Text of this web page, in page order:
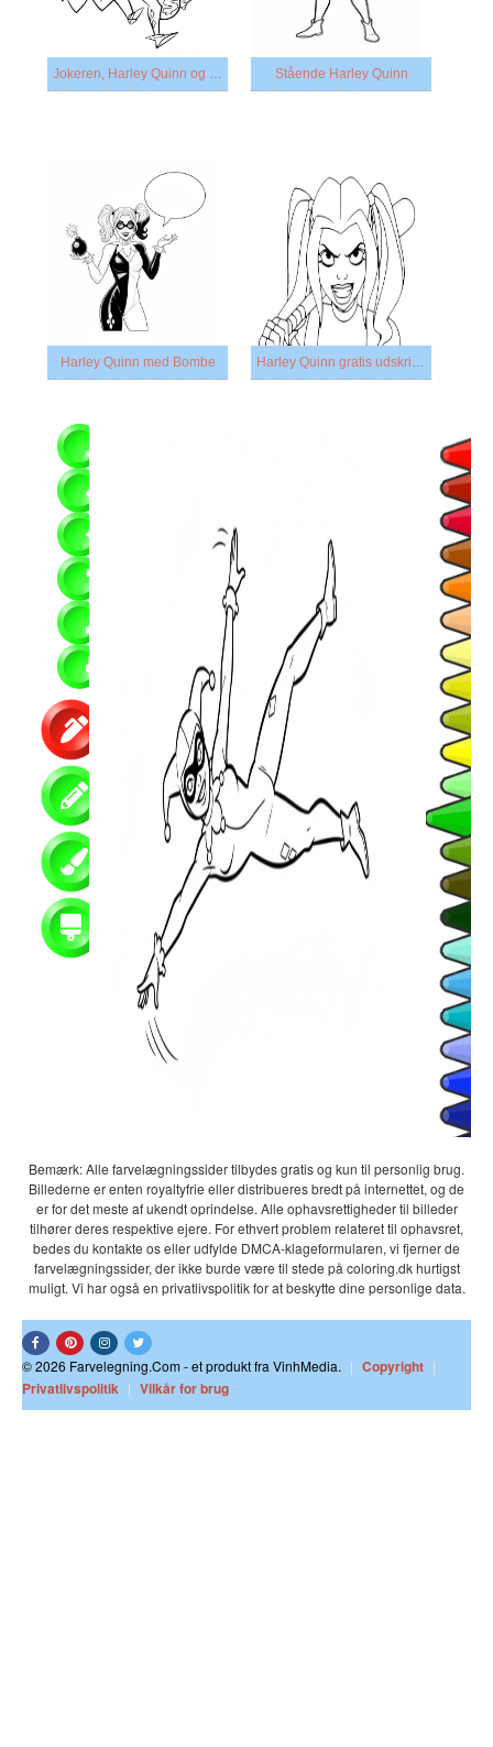
Jokeren, Harley Quinn og Batman Stående Harley Quinn
Harley Quinn med Bombe Harley Quinn gratis udskrivning
Bemærk: Alle farvelægningssider tilbydes gratis og kun til personlig brug.
Billederne er enten royaltyfrie eller distribueres bredt på internettet, og de
er for det meste af ukendt oprindelse. Alle ophavsrettigheder til billeder
tilhører deres respektive ejere. For ethvert problem relateret til ophavsret,
bedes du kontakte os eller udfylde DMCA-klageformularen, vi fjerner de
farvelægningssider, der ikke burde være til stede på coloring.dk hurtigst
muligt. Vi har også en privatlivspolitik for at beskytte dine personlige data.
© 2026 Farvelegning.Com - et produkt fra VinhMedia. | Copyright |
Privatlivspolitik | Vilkår for brug